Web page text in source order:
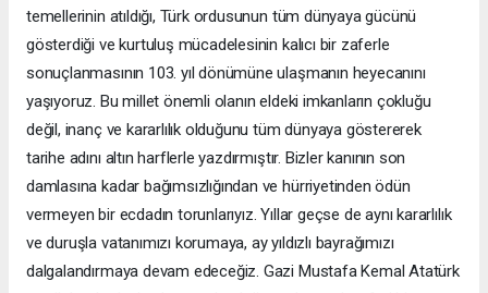
temellerinin atıldığı, Türk ordusunun tüm dünyaya gücünü
gösterdiği ve kurtuluş mücadelesinin kalıcı bir zaferle
sonuçlanmasının 103. yıl dönümüne ulaşmanın heyecanını
yaşıyoruz. Bu millet önemli olanın eldeki imkanların çokluğu
değil, inanç ve kararlılık olduğunu tüm dünyaya göstererek
tarihe adını altın harflerle yazdırmıştır. Bizler kanının son
damlasına kadar bağımsızlığından ve hürriyetinden ödün
vermeyen bir ecdadın torunlarıyız. Yıllar geçse de aynı kararlılık
ve duruşla vatanımızı korumaya, ay yıldızlı bayrağımızı
dalgalandırmaya devam edeceğiz. Gazi Mustafa Kemal Atatürk